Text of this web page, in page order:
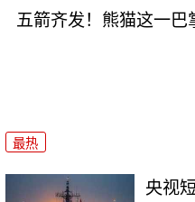
五箭齐发！熊猫这一
最热
央视